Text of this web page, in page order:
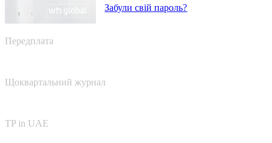
Забули свій пароль?
Передплата
Щоквартальний журнал
TP in UAE